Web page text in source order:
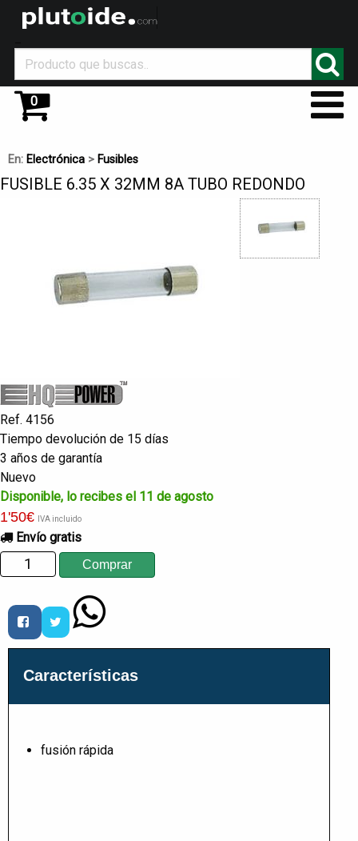
0
En: Electrónica > Fusibles
FUSIBLE 6.35 X 32MM 8A TUBO REDONDO
Ref. 4156
Tiempo devolución de 15 días
3 años de garantía
Nuevo
Disponible, lo recibes el 11 de agosto
1'50€ IVA incluido
Envío gratis
Características
fusión rápida